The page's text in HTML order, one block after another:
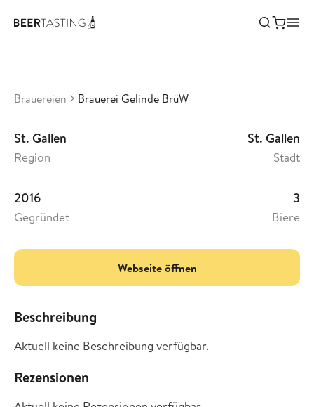
Brauerei Gelinde BrüW
Brauereien Brauerei Gelinde BrüW
St. Gallen
Region
St. Gallen
Stadt
2016
Gegründet
3
Biere
Webseite öffnen
Beschreibung
Aktuell keine Beschreibung verfügbar.
Rezensionen